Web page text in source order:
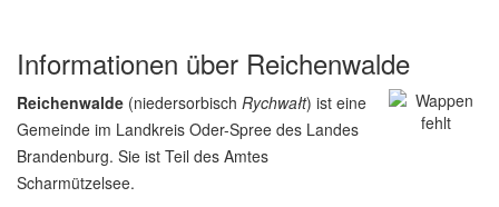
Informationen über Reichenwalde
Reichenwalde (niedersorbisch Rychwałt) ist eine
Gemeinde im Landkreis Oder-Spree des Landes
Brandenburg. Sie ist Teil des Amtes
Scharmützelsee.